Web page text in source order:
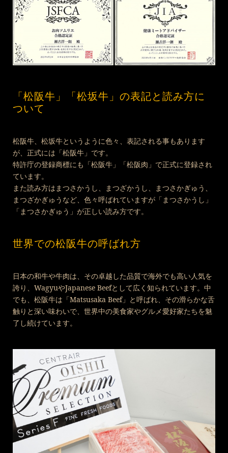
「松阪牛」「松坂牛」の表記と読み方に
ついて
松阪牛、松坂牛というように色々、表記される事もあります
が、正式には「松阪牛」です。
特許庁の登録商標にも「松阪牛」「松阪肉」で正式に登録され
ています。
また読み方はまつさかうし、まつざかうし、まつさかぎゅう、
まつざかぎゅうなど、色々呼ばれていますが「まつさかうし」
「まつさかぎゅう」が正しい読み方です。
世界での松阪牛の呼ばれ方
日本の和牛や牛肉は、その卓越した品質で海外でも高い人気を
誇り、WagyuやJapanese Beefとして広く知られています。中
でも、松阪牛は「Matsusaka Beef」と呼ばれ、その滑らかな舌
触りと深い味わいで、世界中の美食家やグルメ愛好家たちを魅
了し続けています。